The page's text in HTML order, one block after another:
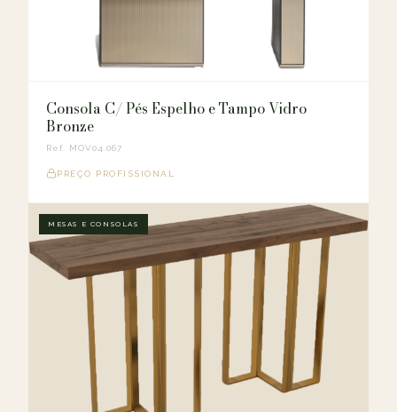
Consola C/ Pés Espelho e Tampo Vidro
Bronze
Ref. MOV04.067
PREÇO PROFISSIONAL
MESAS E CONSOLAS